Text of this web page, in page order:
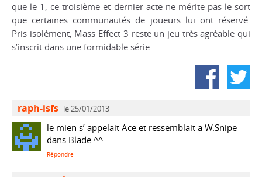
que le 1, ce troisième et dernier acte ne mérite pas le sort
que certaines communautés de joueurs lui ont réservé.
Pris isolément, Mass Effect 3 reste un jeu très agréable qui
s’inscrit dans une formidable série.
raph-isfs le 25/01/2013
le mien s’ appelait Ace et ressemblait a W.Snipe
dans Blade ^^
Répondre